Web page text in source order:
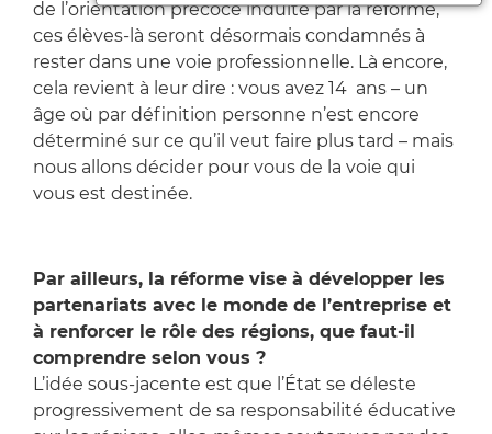
de l’orientation précoce induite par la réforme,
ces élèves-là seront désormais condamnés à
rester dans une voie professionnelle. Là encore,
cela revient à leur dire : vous avez 14 ans – un
âge où par définition personne n’est encore
déterminé sur ce qu’il veut faire plus tard – mais
nous allons décider pour vous de la voie qui
vous est destinée.
Par ailleurs, la réforme vise à développer les
partenariats avec le monde de l’entreprise et
à renforcer le rôle des régions, que faut-il
comprendre selon vous ?
L’idée sous-jacente est que l’État se déleste
progressivement de sa responsabilité éducative